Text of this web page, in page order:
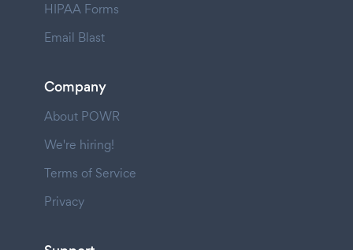
HIPAA Forms
Email Blast
Company
About POWR
We're hiring!
Terms of Service
Privacy